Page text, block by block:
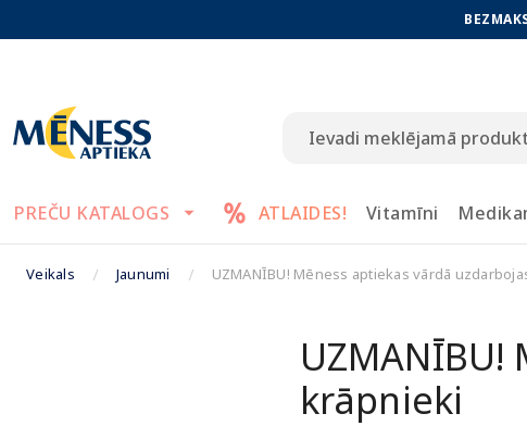
PREČU KATALOGS ATLAIDES! Vitamīni
Veikals Jaunumi UZMANĪBU! Mēness aptiekas vārdā
krāpnieki